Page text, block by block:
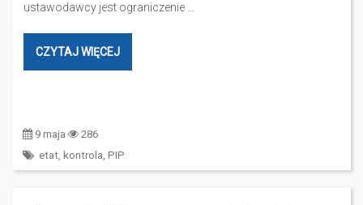
ustawodawcy jest ograniczenie …
CZYTAJ WIĘCEJ
9 maja
286
etat, kontrola,PIP